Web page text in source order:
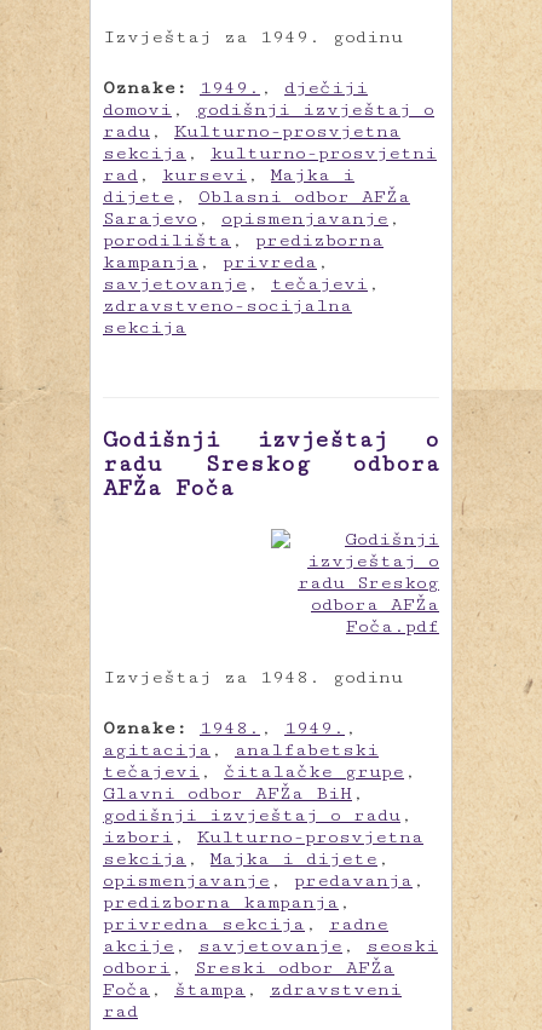
Izvještaj za 1949. godinu
Oznake: 1949. , dječiji
domovi ,
godišnji izvještaj o
radu , Kulturno-prosvjetna
sekcija , kulturno-prosvjetni
rad , kursevi ,Majka i
dijete , Oblasni odbor AFŽa
Sarajevo , opismenjavanje ,
porodilišta , predizborna
kampanja , privreda ,
savjetovanje , tečajevi ,
zdravstveno-socijalna
sekcija
Godišnji izvještaj o
radu Sreskog odbora
AFŽa Foča
Izvještaj za 1948. godinu
Oznake: 1948. , 1949. ,
agitacija ,
analfabetski
tečajevi , čitalačke grupe ,
Glavni odbor AFŽa BiH ,
godišnji izvještaj o radu ,
izbori , Kulturno-prosvjetna
sekcija ,Majka i dijete ,
opismenjavanje , predavanja ,
predizborna kampanja ,
privredna sekcija , radne
akcije , savjetovanje ,
seoski
odbori ,
Sreski odbor AFŽa
Foča , štampa ,
zdravstveni
rad